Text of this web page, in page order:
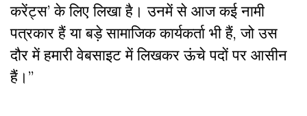
करेंट्स’ के लिए लिखा है। उनमें से आज कई नामी
पत्रकार हैं या बड़े सामाजिक कार्यकर्ता भी हैं, जो उस
दौर में हमारी वेबसाइट में लिखकर ऊंचे पदों पर आसीन
हैं। ’’